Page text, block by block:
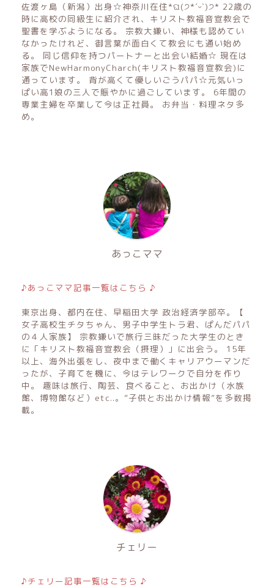
佐渡ヶ島（新潟）出身☆神奈川在住*ଘ(੭*ˊᵕˋ)੭* 22歳の
時に高校の同級生に紹介され、キリスト教福音宣教会で
聖書を学ぶようになる。 宗教大嫌い、神様も認めてい
なかったけれど、御言葉が面白くて教会にも通い始め
る。 同じ信仰を持つパートナーと出会い結婚☆ 現在は
家族でNewHarmonyCharch(キリスト教福音宣教会)に
通っています。 背が高くて優しいごうパパ☆元気いっ
ぱい高1娘の三人で賑やかに過ごしています。 6年間の
専業主婦を卒業して今は正社員。 お弁当・料理ネタ多
め。
あっこママ
♪あっこママ記事一覧はこちら ♪
東京出身、都内在住、早稲田大学 政治経済学部卒。【
女子高校生チタちゃん、男子中学生トラ君、ぱんだパパ
の４人家族】 宗教嫌いで旅行三昧だった大学生のとき
に「キリスト教福音宣教会（摂理）」に出会う。 15年
以上、海外出張をし、夜中まで働くキャリアウーマンだ
ったが、子育てを機に、今はテレワークで自分を作り
中。 趣味は旅行、陶芸、食べること、お出かけ（水族
館、博物館など）etc..。”子供とお出かけ情報”を多数掲
載。
チェリー
♪チェリー記事一覧はこちら ♪